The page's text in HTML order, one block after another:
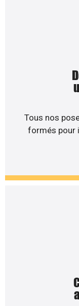
Tous nos
formés pour